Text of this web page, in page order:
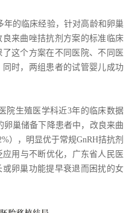
的临床经验，针对高龄和卵巢
来曲唑拮抗剂方案的标准临床
这个方案在不同医院、不同医
时，两组患者的试管婴儿成功
生殖医学科近3年的临床数据
卵巢储备下降患者中，改良来曲
），明显优于常规GnRH拮抗剂
用与不断优化，广东省人民医
卵巢功能提早衰退而困扰的女